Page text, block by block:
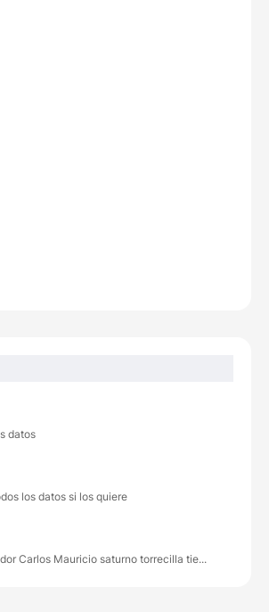
datos
los datos si los quiere
Carlos Mauricio saturno torrecilla tie...